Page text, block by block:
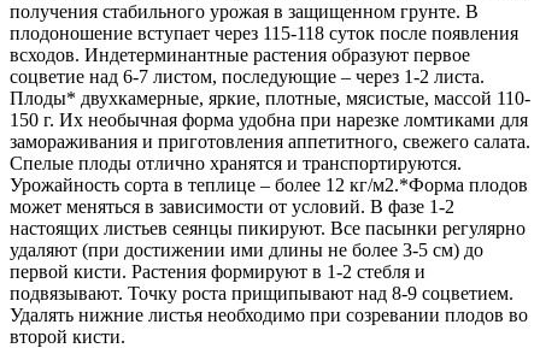
получения стабильного урожая в защищенном грунте. В
плодоношение вступает через 115-118 суток после появления
всходов. Индетерминантные растения образуют первое
соцветие над 6-7 листом, последующие – через 1-2 листа.
Плоды* двухкамерные, яркие, плотные, мясистые, массой 110-
150 г. Их необычная форма удобна при нарезке ломтиками для
замораживания и приготовления аппетитного, свежего салата.
Спелые плоды отлично хранятся и транспортируются.
Урожайность сорта в теплице – более 12 кг/м2.*Форма плодов
может меняться в зависимости от условий. В фазе 1-2
настоящих листьев сеянцы пикируют. Все пасынки регулярно
удаляют (при достижении ими длины не более 3-5 см) до
первой кисти. Растения формируют в 1-2 стебля и
подвязывают. Точку роста прищипывают над 8-9 соцветием.
Удалять нижние листья необходимо при созревании плодов во
второй кисти.